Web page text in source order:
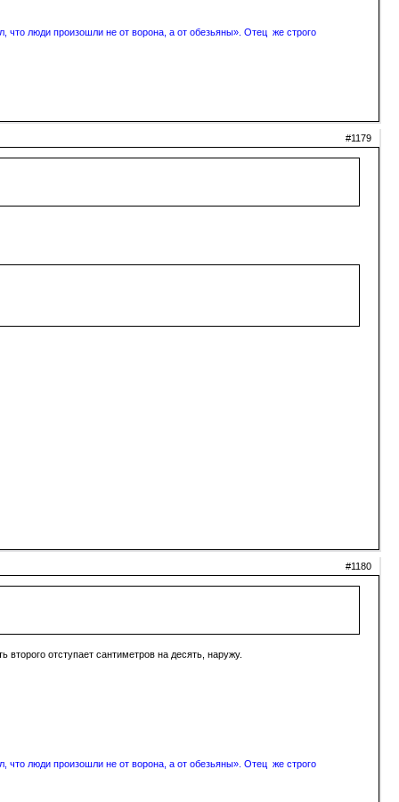
люди произошли не от ворона, а от обезьяны». Отец же строго
#1179
#1180
отступает сантиметров на десять, наружу.
люди произошли не от ворона, а от обезьяны». Отец же строго